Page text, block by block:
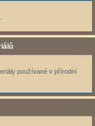
používané v přírodní